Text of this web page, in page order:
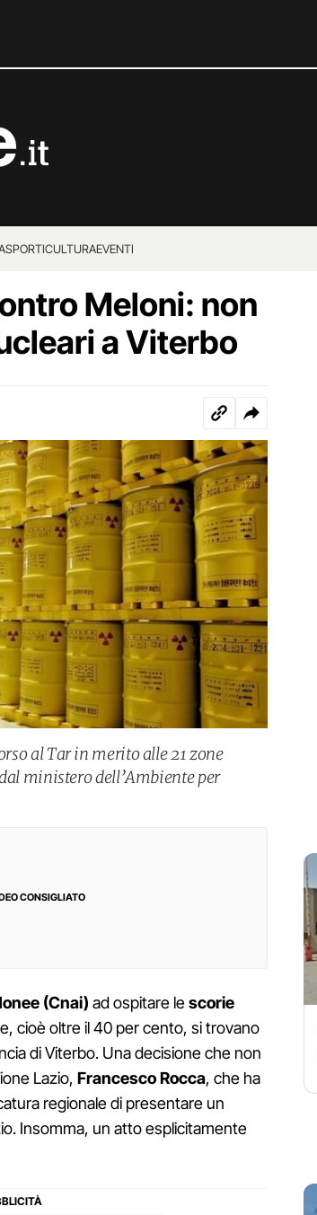
CULTURAEVENTI
Meloni: non
a Viterbo
al Tar in merito alle 21 zone
ministero dell’Ambiente per
CONSIGLIATO
(Cnai) ad ospitare lescorie
cioè oltre il 40 per cento, si trovano
di Viterbo. Una decisione che non
Lazio, Francesco Rocca, che ha
regionale di presentare un
Insomma, un atto esplicitamente